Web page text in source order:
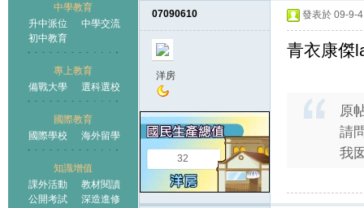
中學教育
升中派位
中學交流
初中教育
專上教育
備戰大學
選科選校
國際教育
國際學校
海外留學
知識增值
課外活動
教材閱讀
公開考試
深造進修
07090610
洋房
32
發表於 09-9-
青衣康傑
原
請
我